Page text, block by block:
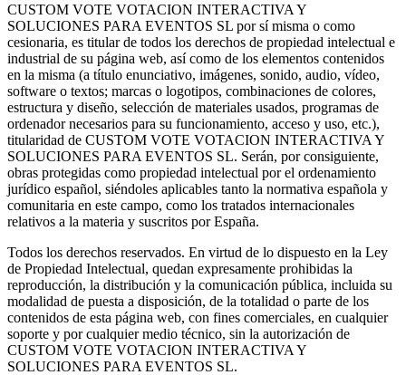
CUSTOM VOTE VOTACION INTERACTIVA Y
SOLUCIONES PARA EVENTOS SL por sí misma o como
cesionaria, es titular de todos los derechos de propiedad intelectual e
industrial de su página web, así como de los elementos contenidos
en la misma (a título enunciativo, imágenes, sonido, audio, vídeo,
software o textos; marcas o logotipos, combinaciones de colores,
estructura y diseño, selección de materiales usados, programas de
ordenador necesarios para su funcionamiento, acceso y uso, etc.),
titularidad de CUSTOM VOTE VOTACION INTERACTIVA Y
SOLUCIONES PARA EVENTOS SL. Serán, por consiguiente,
obras protegidas como propiedad intelectual por el ordenamiento
jurídico español, siéndoles aplicables tanto la normativa española y
comunitaria en este campo, como los tratados internacionales
relativos a la materia y suscritos por España.
Todos los derechos reservados. En virtud de lo dispuesto en la Ley
de Propiedad Intelectual, quedan expresamente prohibidas la
reproducción, la distribución y la comunicación pública, incluida su
modalidad de puesta a disposición, de la totalidad o parte de los
contenidos de esta página web, con fines comerciales, en cualquier
soporte y por cualquier medio técnico, sin la autorización de
CUSTOM VOTE VOTACION INTERACTIVA Y
SOLUCIONES PARA EVENTOS SL.